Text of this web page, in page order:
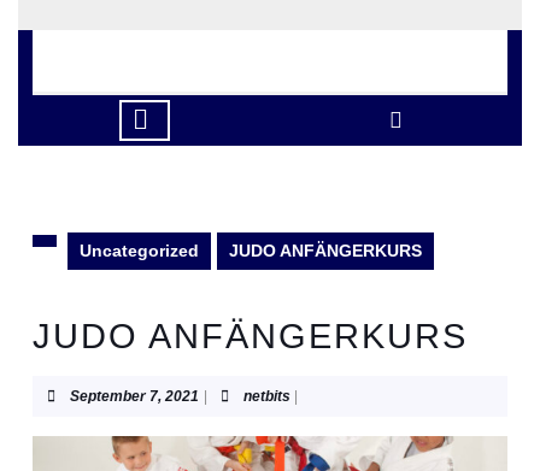
to
Uncategorized JUDO ANFÄNGERKURS
JUDO ANFÄNGERKURS
September 7, 2021 September
2021
netbitsnetbits